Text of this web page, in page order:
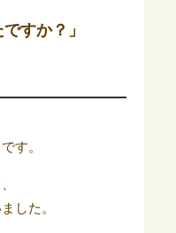
すか？」
す。
した。